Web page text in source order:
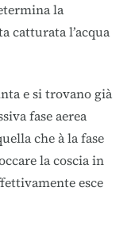
la
catturata l’acqua
e si trovano già
fase aerea
che à la fase
la coscia in
esce